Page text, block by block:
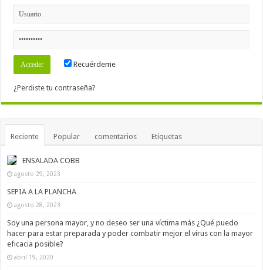
Recuérdeme
¿Perdiste tu contraseña?
Reciente Popular comentarios Etiquetas
ENSALADA COBB
agosto 29, 2023
SEPIA A LA PLANCHA
agosto 28, 2023
Soy una persona mayor, y no deseo ser una víctima más ¿Qué puedo
hacer para estar preparada y poder combatir mejor el virus con la mayor
eficacia posible?
abril 19, 2020